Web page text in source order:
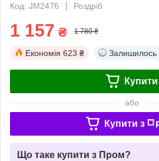
Код: JM2476
Роздріб
1 157 ₴ 1 780 ₴
Економія 623 ₴ Залишилось
Купити
або
Купити з
Що таке купити з Пром?